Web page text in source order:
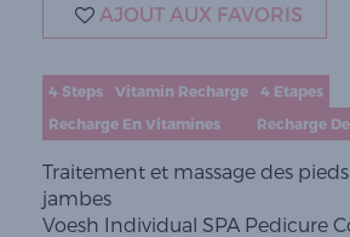
AJOUT AUX FAVORIS
4 Steps Vitamin Recharge
4 Etapes
Recharge En Vitamines
Recharge
Traitement et massage des
jambes
Voesh Individual SPA Pedicure